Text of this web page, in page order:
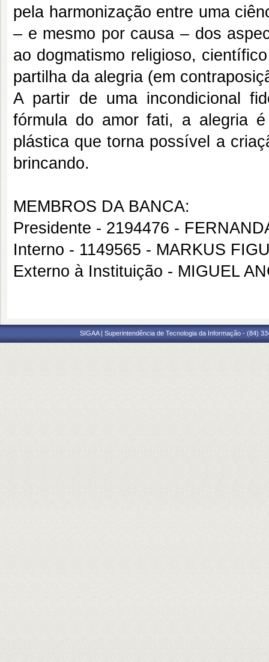
pela harmonização entre uma
– e mesmo por causa – dos
ao dogmatismo religioso,
partilha da alegria (em
A partir de uma incondicional
fórmula do amor fati, a alegria
plástica que torna possível a
brincando.
MEMBROS DA BANCA:
Presidente - 2194476 -
Interno - 1149565 - MARKUS
Externo à Instituição - MIGUEL
SIGAA | Superintendência de Tecnologia da Informação - (84)